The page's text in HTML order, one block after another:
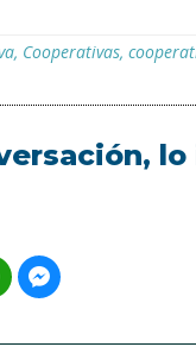
, Cooperativas,